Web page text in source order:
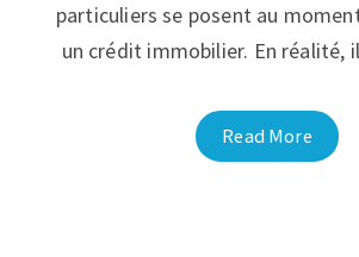
particuliers se posent au
un crédit immobilier. En réalité,
Read More